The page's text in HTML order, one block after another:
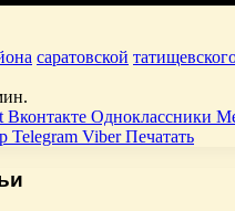
саратовской
Вконтакте Одноклассники
Telegram Viber Печатать